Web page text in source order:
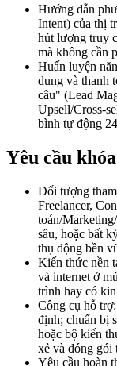
Hướng dẫn
Intent) của thị
hút lượng truy
mà không cần
Huấn luyện
dung và thanh
câu" (Lead
Upsell/Cross-
bình tự động
Yêu cầu
Đối tượng
Freelancer,
toán/
sâu, hoặc bất
thụ động bền
Kiến thức nền
và internet ở
trình hay có
Công cụ hỗ
định; chuẩn bị
hoặc bộ kiến
xẻ và đóng gói
Yêu cầu hoàn